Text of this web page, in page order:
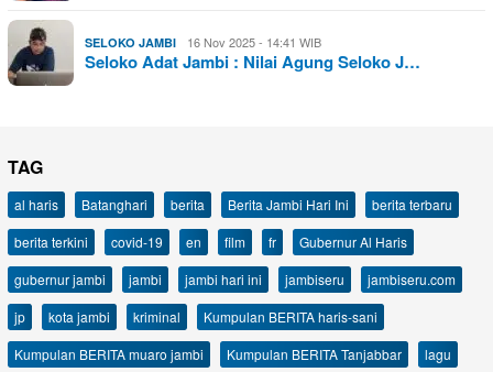
SELOKO JAMBI 16 Nov 2025 - 14:41 WIB
Seloko Adat Jambi : Nilai Agung Seloko J…
TAG
al haris Batanghari berita Berita Jambi Hari Ini
berita terbaru
berita terkini
covid-19 en film fr
Gubernur Al Haris
gubernur jambi
jambi jambi hari ini jambiseru
jambiseru.com
jp
kota jambi kriminal
Kumpulan BERITA haris-sani
Kumpulan BERITA muaro jambi
Kumpulan BERITA Tanjabbar
lagu